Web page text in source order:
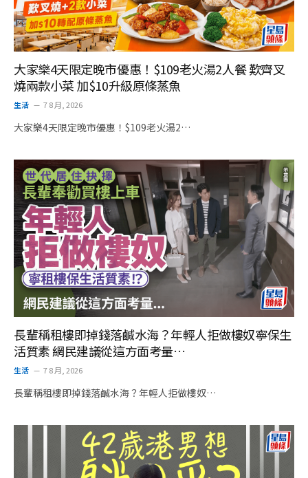
大家樂4天限定晚市優惠！$109老火湯2人餐 歎齊叉
燒兩款小菜 加$10升級原條蒸魚
生活 7 8 月, 2026
大家樂4天限定晚市優惠！$109老火湯2…
長輩稱租樓即掉錢落鹹水海？年輕人拒做樓奴寧保生
活質素 網民建議從這方面考量…
生活 7 8 月, 2026
長輩稱租樓即掉錢落鹹水海？年輕人拒做樓奴…